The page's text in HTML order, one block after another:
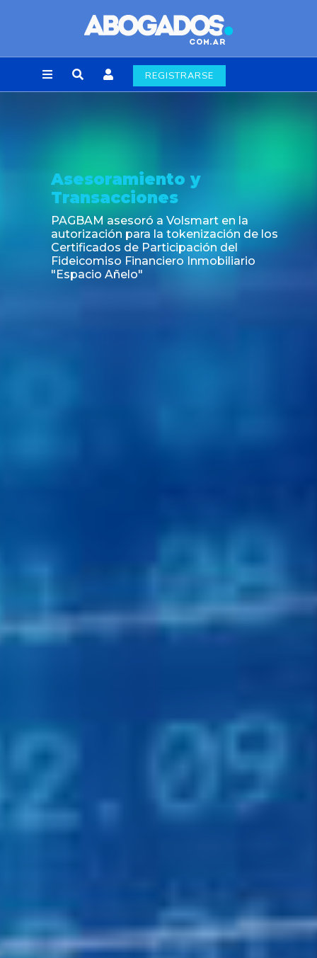
REGISTRARSE
Asesoramiento y
Transacciones
PAGBAM asesoró a Volsmart en la
autorización para la tokenización de los
Certificados de Participación del
Fideicomiso Financiero Inmobiliario
"Espacio Añelo"